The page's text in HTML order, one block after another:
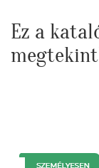
Ez a